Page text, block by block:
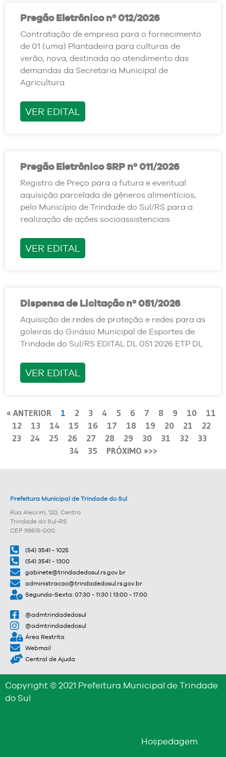
Pregão Eletrônico nº 012/2026
Contratação de empresa para o fornecimento
de 01 (uma) Plantadeira para culturas de
verão, nova, destinada ao atendimento das
demandas da Secretaria Municipal de
Agricultura
VER EDITAL
Pregão Eletrônico SRP nº 011/2026
Registro de Preço para a futura e eventual
aquisição parcelada de gêneros alimentícios,
pelo Município de Trindade do Sul/RS para a
realização de ações socioassistenciais
VER EDITAL
Dispensa de Licitação nº 051/2026
Aquisição de redes de proteção e redes para as
goleiras do Ginásio Municipal de Esportes de
Trindade do Sul/RS EDITAL DL 051 2026 ETP DL
VER EDITAL
« ANTERIOR 1 2 3 4 5 6 7 8 9 10
11
12
13 14 15 16 17 18 19 20 21
22
23
24 25 26 27 28 29 30 31 32
33
34
35 PRÓXIMO »
Prefeitura Municipal de Trindade do Sul
Rua Alecrim, 120, Centro
Trindade do Sul-RS
CEP 99615-000.
(54) 3541 - 1025
(54) 3541 - 1300
gabinete@trindadedosul.rs.gov.br
administracao@trindadedosul.rs.gov.br
Segunda-Sexta: 07:30 - 11:30 | 13:00 - 17:00
@admtrindadedosul
@admtrindadedosul
Área Restrita
Webmail
Central de Ajuda
Copyright © 2021 Prefeitura Municipal de Trindade
do Sul
Hospedagem